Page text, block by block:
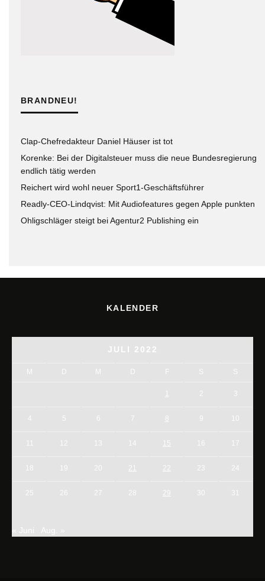
BRANDNEU!
Clap-Chefredakteur Daniel Häuser ist tot
Korenke: Bei der Digitalsteuer muss die neue Bundesregierung
endlich tätig werden
Reichert wird wohl neuer Sport1-Geschäftsführer
Readly-CEO-Lindqvist: Mit Audiofeatures gegen Apple punkten
Ohligschläger steigt bei Agentur2 Publishing ein
KALENDER
JULI 2022
M D M D F S S
1 2 3
5 6 7 8 9 10
11 12 13 14 15 16 17
18 19 20 21 22 23 24
25 26 27 28 29 30 31
« Juni Aug. »